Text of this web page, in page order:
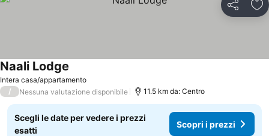
Condividi
Intera casa/appartamento
Naali Lodge
/ Nessuna valutazione disponibile 11.5 km da: Centro
Scegli le date per vedere i prezzi
esatti
Scopri i prezzi